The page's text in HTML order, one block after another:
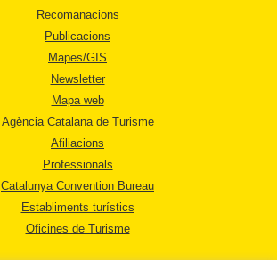
Recomanacions
Publicacions
Mapes/GIS
Newsletter
Mapa web
Agència Catalana de Turisme
Afiliacions
Professionals
Catalunya Convention Bureau
Establiments turístics
Oficines de Turisme